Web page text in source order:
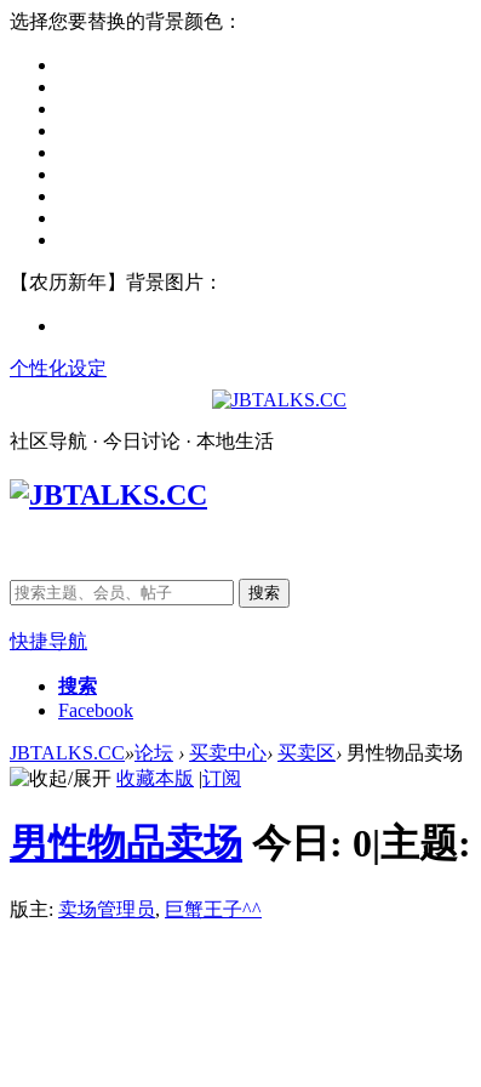
选择您要替换的背景颜色：
【农历新年】背景图片：
个性化设定
社区导航 · 今日讨论 · 本地生活
搜索
快捷导航
搜索
Facebook
JBTALKS.CC»论坛 › 买卖中心› 买卖区› 男性物品卖场
收藏本版 |订阅
男性物品卖场 今日: 0|主题:
版主: 卖场管理员, 巨蟹王子^^